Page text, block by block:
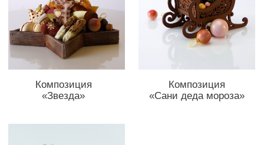
Участие
бесплатное!
кнопку ниже, переходите в бот и